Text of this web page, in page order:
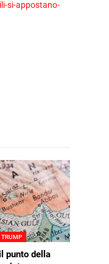
si-appostano-
punto della